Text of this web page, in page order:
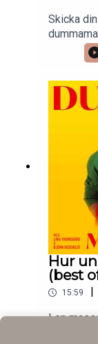
Skicka
Hur
(best
15:59 |
I en